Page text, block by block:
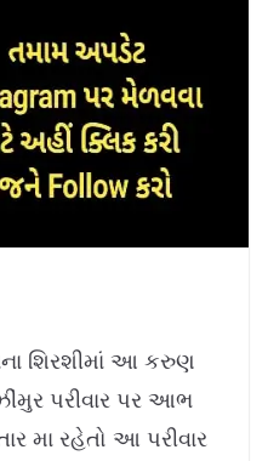
શિરશીમાં આ કરુણ
પરીવાર પર આભ
મા રહેતો આ પરીવાર